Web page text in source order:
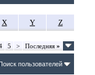
X Y Z
5 > Последняя »
пользователей